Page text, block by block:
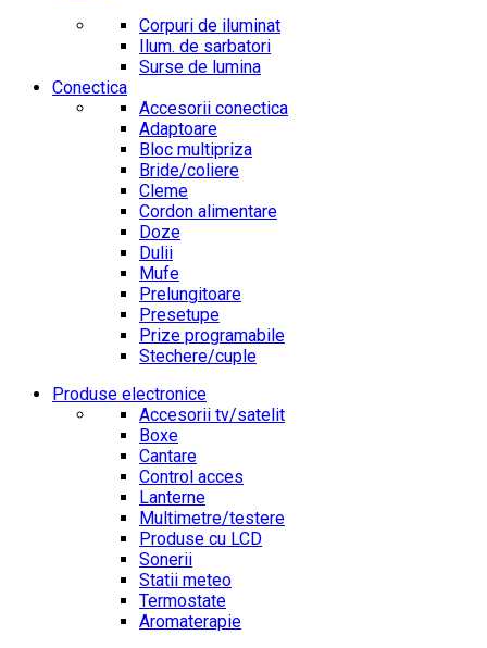
Corpuri de iluminat
Ilum. de sarbatori
Surse de lumina
Conectica
Accesorii conectica
Adaptoare
Bloc multipriza
Bride/coliere
Cleme
Cordon alimentare
Doze
Dulii
Mufe
Prelungitoare
Presetupe
Prize programabile
Stechere/cuple
Produse electronice
Accesorii tv/satelit
Boxe
Cantare
Control acces
Lanterne
Multimetre/testere
Produse cu LCD
Sonerii
Statii meteo
Termostate
Aromaterapie